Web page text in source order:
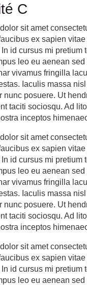
C
sit amet
ex sapien
id cursus mi pretium
leo eu aenean sed
vivamus fringilla
Iaculis massa
nunc posuere. Ut
taciti sociosqu. Ad
inceptos
sit amet
ex sapien
id cursus mi pretium
leo eu aenean sed
vivamus fringilla
Iaculis massa
nunc posuere. Ut
taciti sociosqu. Ad
inceptos
sit amet
ex sapien
id cursus mi pretium
leo eu aenean sed